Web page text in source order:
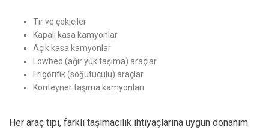
Tır ve çekiciler
Kapalı kasa kamyonlar
Açık kasa kamyonlar
Lowbed (ağır yük taşıma) araçlar
Frigorifik (soğutuculu) araçlar
Konteyner taşıma kamyonları
Her araç tipi, farklı taşımacılık ihtiyaçlarına uygun donanım